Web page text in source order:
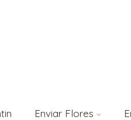
Enviar Flores